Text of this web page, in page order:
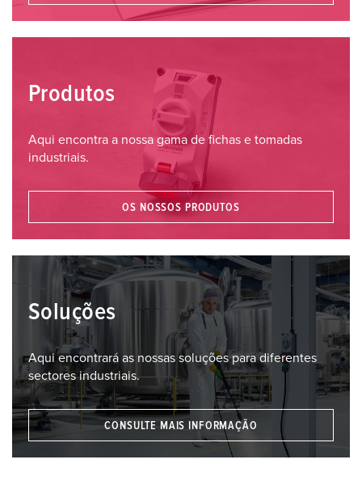
Produtos
Aqui encontra a nossa gama de fichas e tomadas
industriais.
OS NOSSOS PRODUTOS
Soluções
Aqui encontrará as nossas soluções para diferentes
sectores industriais.
CONSULTE MAIS INFORMAÇÃO